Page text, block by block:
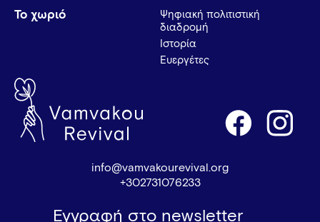
Το χωριό
Ψηφιακή πολιτιστική
διαδρομή
Ιστορία
Ευεργέτες
info@vamvakourevival.org
+302731076233
Εγγραφή στο newsletter